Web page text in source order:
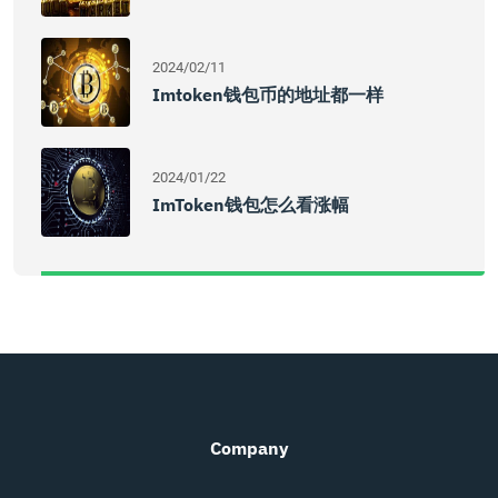
2024/02/11
Imtoken钱包币的地址都一样
2024/01/22
ImToken钱包怎么看涨幅
Company